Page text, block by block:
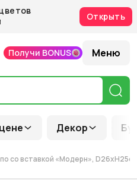
Открыть
Декор
Получи BONUS Меню
со вставкой «Модерн»,